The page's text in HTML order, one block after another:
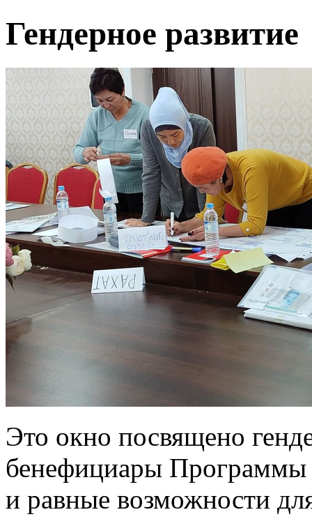
Гендерное развитие
Это окно посвящено
бенефициары Программы
и равные возможности